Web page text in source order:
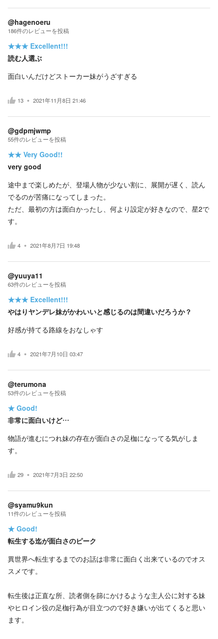
@hagenoeru
186件のレビューを投稿
★★★ Excellent!!!
読む人選ぶ
面白いんだけどストーカー妹がうざすぎる
13 2021年11月8日 21:46
@gdpmjwmp
55件のレビューを投稿
★★ Very Good!!
very good
途中まで楽しめたが、登場人物が少ない割に、展開が遅く、読ん
でるのが苦痛になってしまった。
ただ、最初の方は面白かったし、何より設定が好きなので、星2で
す。
4 2021年8月7日 19:48
@yuuya11
63件のレビューを投稿
★★★ Excellent!!!
やはりヤンデレ妹がかわいいと感じるのは間違いだろうか？
好感が持てる路線をおなしゃす
4 2021年7月10日 03:47
@terumona
53件のレビューを投稿
★ Good!
非常に面白いけど…
物語が進むにつれ妹の存在が面白さの足枷になってる気がしま
す。
29 2021年7月3日 22:50
@syamu9kun
11件のレビューを投稿
★ Good!
転生する迄が面白さのピーク
異世界へ転生するまでのお話は非常に面白く出来ているのでオス
スメです。
転生後は正直な所、読者側を篩にかけるような主人公に対する妹
やヒロイン役の足枷行為が目立つので好き嫌いが出てくると思い
ます。